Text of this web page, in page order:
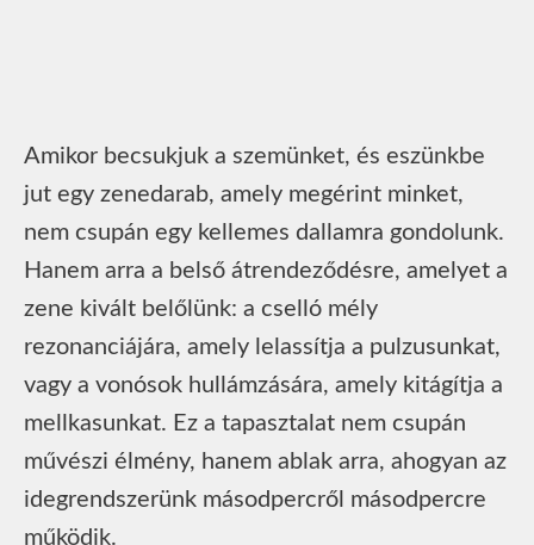
Amikor becsukjuk a szemünket, és eszünkbe
jut egy zenedarab, amely megérint minket,
nem csupán egy kellemes dallamra gondolunk.
Hanem arra a belső átrendeződésre, amelyet a
zene kivált belőlünk: a cselló mély
rezonanciájára, amely lelassítja a pulzusunkat,
vagy a vonósok hullámzására, amely kitágítja a
mellkasunkat. Ez a tapasztalat nem csupán
művészi élmény, hanem ablak arra, ahogyan az
idegrendszerünk másodpercről másodpercre
működik.